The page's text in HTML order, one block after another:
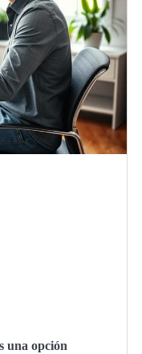
una opción